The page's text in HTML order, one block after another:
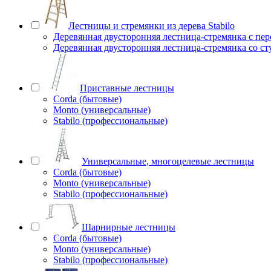
Лестницы и стремянки из дерева Stabilo
Деревянная двусторонняя лестница-стремянка с
Деревянная двусторонняя лестница-стремянка со
Приставные лестницы
Corda (бытовые)
Monto (универсальные)
Stabilo (профессиональные)
Универсальные, многоцелевые лестницы
Corda (бытовые)
Monto (универсальные)
Stabilo (профессиональные)
Шарнирные лестницы
Corda (бытовые)
Monto (универсальные)
Stabilo (профессиональные)